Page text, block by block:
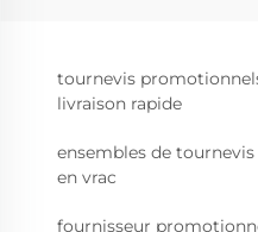
tournevis
livraison rapide
ensembles de
en vrac
fournisseur